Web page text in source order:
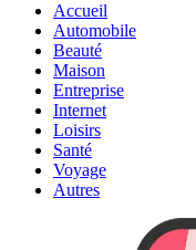
Accueil
Automobile
Beauté
Maison
Entreprise
Internet
Loisirs
Santé
Voyage
Autres